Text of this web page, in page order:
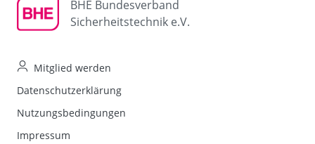
BHE Bundesverband
Sicherheitstechnik e.V.
Mitglied werden
Datenschutzerklärung
Nutzungsbedingungen
Impressum